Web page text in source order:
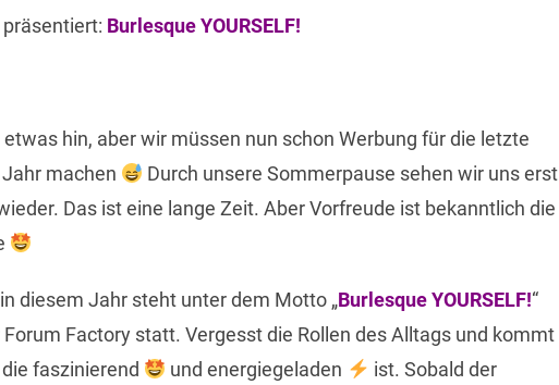
Burlesque YOURSELF!
etwas hin, aber wir müssen nun schon Werbung für die letzte
machen
Durch unsere Sommerpause sehen wir uns erst
Das ist eine lange Zeit. Aber Vorfreude ist bekanntlich die
diesem Jahr steht unter dem Motto „Burlesque YOURSELF!“
Factory statt. Vergesst die Rollen des Alltags und kommt
faszinierend
und energiegeladen
ist. Sobald der